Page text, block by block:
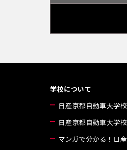
学校について
日産京都自動車大学
日産京都自動車大学
マンガで分かる！日